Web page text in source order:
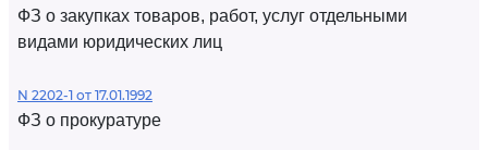
ФЗ о закупках товаров, работ, услуг отдельными
видами юридических лиц
N 2202-1 от 17.01.1992
ФЗ о прокуратуре